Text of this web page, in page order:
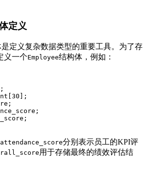
定义
定义复杂数据类型的重要工具。为了存
义一个Employee结构体，例如：
{
attendance_score分别表示员工的KPI评
用于存储最终的绩效评估结